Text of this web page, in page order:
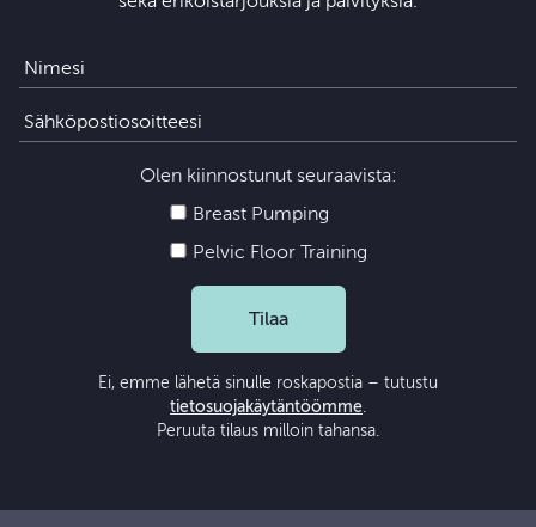
Olen kiinnostunut seuraavista:
Breast Pumping
Pelvic Floor Training
Tilaa
Ei, emme lähetä sinulle roskapostia – tutustu
tietosuojakäytäntöömme
Peruuta tilaus milloin tahansa.